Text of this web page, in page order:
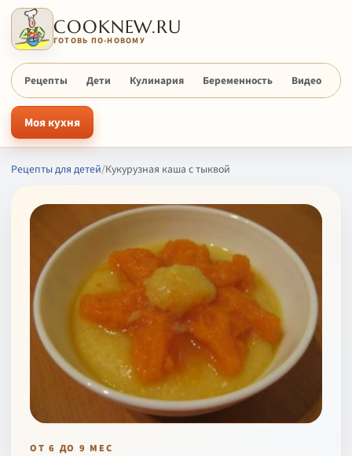
COOKNEW.RU
ГОТОВЬ ПО-НОВОМУ
Рецепты Дети Кулинария Беременность Видео
Моя кухня
Рецепты для детей/Кукурузная каша с тыквой
ОТ 6 ДО 9 МЕС